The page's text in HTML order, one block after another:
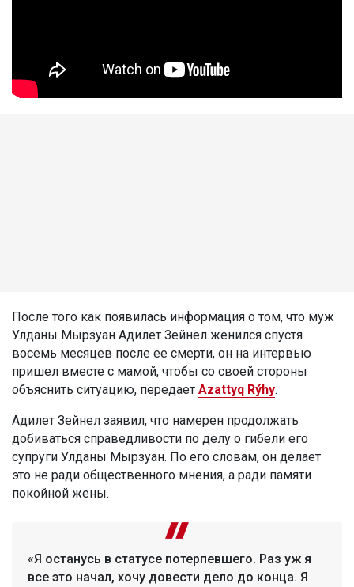
После того как появилась информация о том, что муж
Улданы Мырзуан Адилет Зейнел женился спустя
восемь месяцев после ее смерти, он на интервью
пришел вместе с мамой, чтобы со своей стороны
объяснить ситуацию, передает Azattyq Rýhy.
Адилет Зейнел заявил, что намерен продолжать
добиваться справедливости по делу о гибели его
супруги Улданы Мырзуан. По его словам, он делает
это не ради общественного мнения, а ради памяти
покойной жены.
«Я останусь в статусе потерпевшего. Раз уж я
все это начал, хочу довести дело до конца. Я